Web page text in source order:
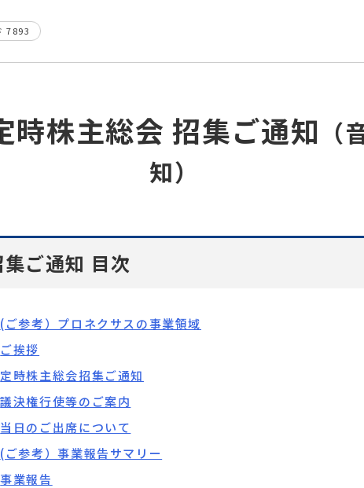
7893
時株主総会招集ご通知
知）
ご通知 ⽬次
(ご参考）プロネクサスの事業領域
ご挨拶
定時株主総会招集ご通知
議決権行使等のご案内
当日のご出席について
(ご参考）事業報告サマリー
事業報告